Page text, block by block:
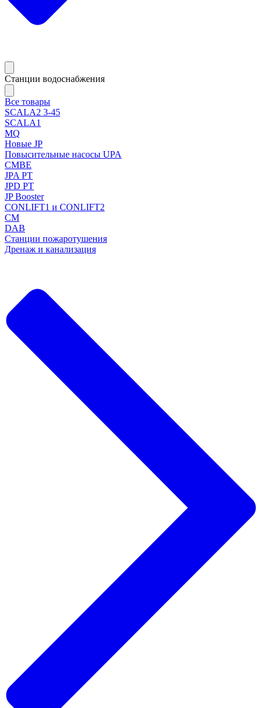
Станции водоснабжения
Все товары
SCALA2 3-45
SCALA1
MQ
Новые JP
Повысительные насосы UPA
CMBE
JPA PT
JPD PT
JP Booster
CONLIFT1 и CONLIFT2
CM
DAB
Станции пожаротушения
Дренаж и канализация